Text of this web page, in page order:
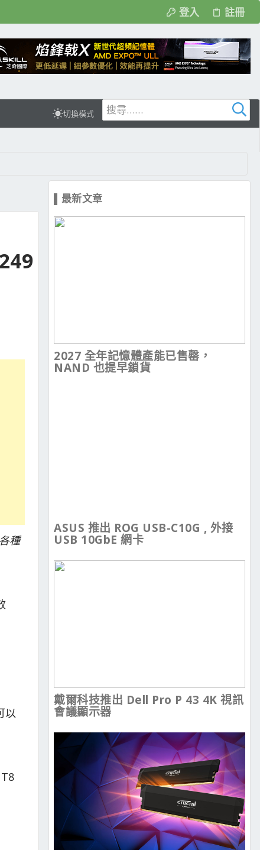
登入 註冊
切換模式
種
以
▌最新文章
2027 全年記憶體產能已售罄，
NAND 也提早鎖貨
ASUS 推出 ROG USB-C10G , 外接
USB 10GbE 網卡
戴爾科技推出 Dell Pro P 43 4K 視訊
會議顯示器